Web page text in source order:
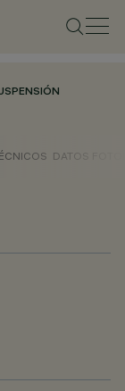
DATOS